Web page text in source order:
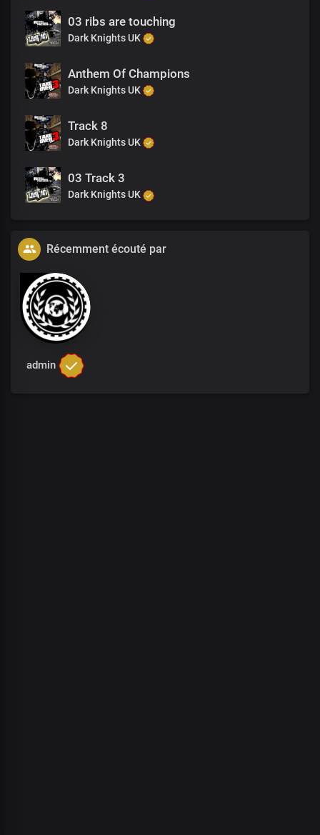
03 ribs are touching
Dark Knights UK
Anthem Of Champions
Dark Knights UK
Track 8
Dark Knights UK
03 Track 3
Dark Knights UK
Récemment écouté par
admin